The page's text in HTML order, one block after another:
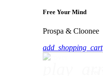
Free Your Mind
Prospa & Cloonee
add_shopping_cart